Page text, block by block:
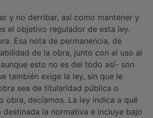
y no derribar, así como mantener y
el objetivo regulador de esta ley.
Esa nota de permanencia, de
de la obra, junto con el uso al
esto no es del todo así- son
también exige la ley, sin que le
sea de titularidad pública o
obra, decíamos. La ley indica a qué
destinada la normativa e incluye bajo